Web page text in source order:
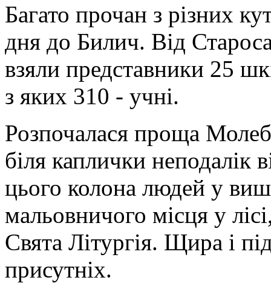
Багато прочан з різних
дня до Билич. Від
взяли представники 25
з яких 310 - учні.
Розпочалася проща
біля каплички неподалік
цього колона людей у
мальовничого місця у
Свята Літургія. Щира і
присутніх.